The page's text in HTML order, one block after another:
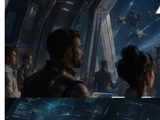
2026.07.04
ERPC startet x402-
Der Beginn einer Ära, in
APIs bei Bedarf bezahlen
Lesen Sie diesen Artikel